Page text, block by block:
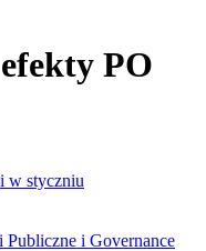
PO
w styczniu
Publiczne i Governance